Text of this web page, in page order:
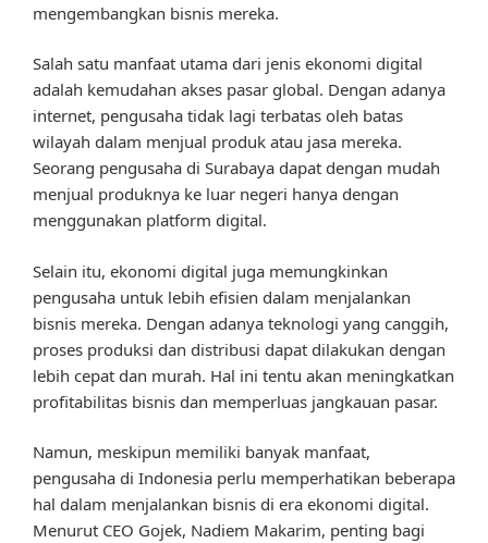
mengembangkan bisnis mereka.
Salah satu manfaat utama dari jenis ekonomi digital
adalah kemudahan akses pasar global. Dengan adanya
internet, pengusaha tidak lagi terbatas oleh batas
wilayah dalam menjual produk atau jasa mereka.
Seorang pengusaha di Surabaya dapat dengan mudah
menjual produknya ke luar negeri hanya dengan
menggunakan platform digital.
Selain itu, ekonomi digital juga memungkinkan
pengusaha untuk lebih efisien dalam menjalankan
bisnis mereka. Dengan adanya teknologi yang canggih,
proses produksi dan distribusi dapat dilakukan dengan
lebih cepat dan murah. Hal ini tentu akan meningkatkan
profitabilitas bisnis dan memperluas jangkauan pasar.
Namun, meskipun memiliki banyak manfaat,
pengusaha di Indonesia perlu memperhatikan beberapa
hal dalam menjalankan bisnis di era ekonomi digital.
Menurut CEO Gojek, Nadiem Makarim, penting bagi